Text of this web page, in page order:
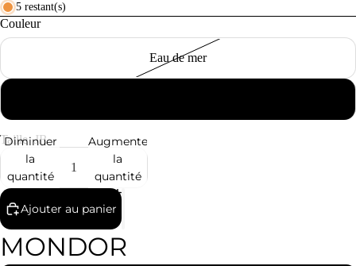
5 restant(s)
Couleur
Eau de mer
Taille JR
Diminuer
la
quantité
Augmenter
la
quantité
Ajouter au panier
MONDOR